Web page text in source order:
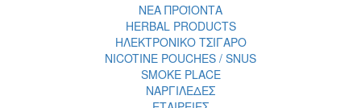
ΝΕΑ ΠΡΟΪΟΝΤΑ
HERBAL PRODUCTS
ΗΛΕΚΤΡΟΝΙΚΟ ΤΣΙΓΑΡΟ
NICOTINE POUCHES / SNUS
SMOKE PLACE
ΝΑΡΓΙΛΕΔΕΣ